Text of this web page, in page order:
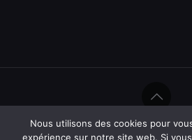
©Help Humidité -
Nous utilisons des cookies pour
expérience sur notre site web. Si